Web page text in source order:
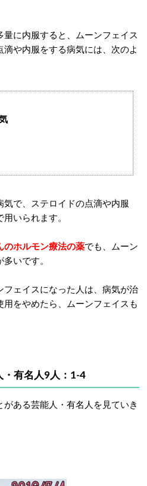
に内服すると、ムーンフェイス
や内服をする病気には、次のよ
気で、ステロイドの点滴や内服
いられます。
のホルモン療法の薬でも、ムーン
いです。
フェイスになった人は、病気が治
をやめたら、ムーンフェイスも
・有名人9人：1-4
ある芸能人・有名人を見ていき